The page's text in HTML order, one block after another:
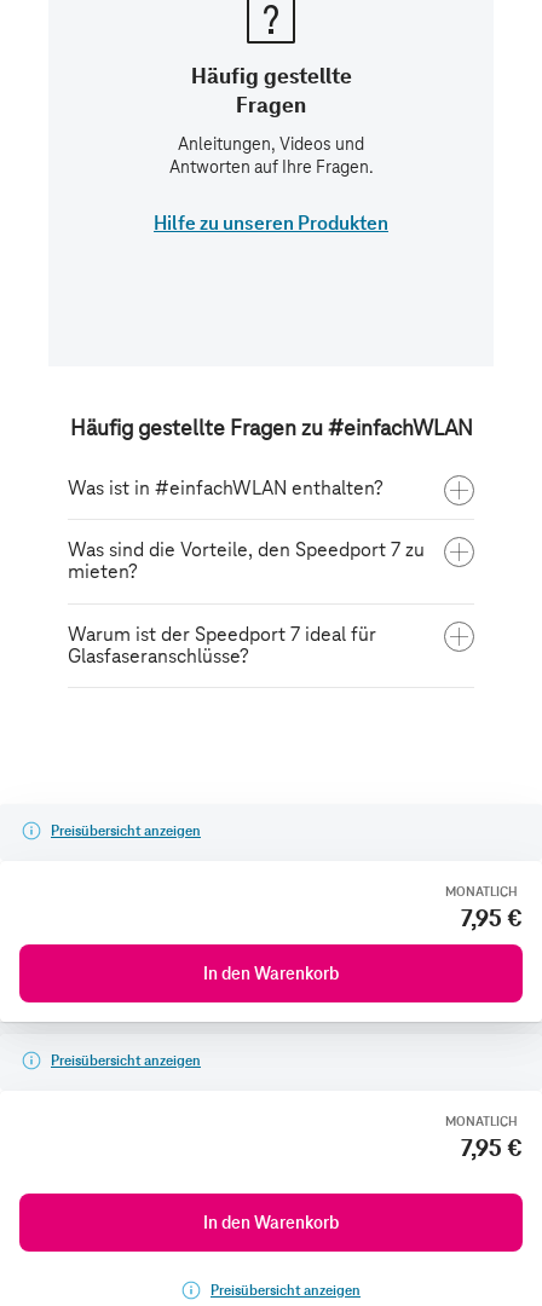
Preisübersicht anzeigen
MONATLICH
7,95 €
In den Warenkorb
Preisübersicht anzeigen
MONATLICH
7,95 €
In den Warenkorb
Preisübersicht anzeigen